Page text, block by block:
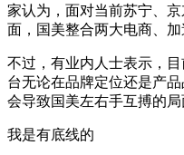
家认为，面对当前苏宁、
面，国美整合两大电商、加
不过，有业内人士表示，
台无论在品牌定位还是产
会导致国美左右手互搏的局
我是有底线的